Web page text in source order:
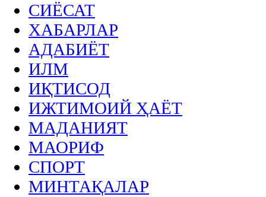
СИЁСАТ
ХАБАРЛАР
АДАБИЁТ
ИЛМ
ИҚТИСОД
ИЖТИМОИЙ ҲАЁТ
МАДАНИЯТ
МАОРИФ
СПОРТ
МИНТАҚАЛАР